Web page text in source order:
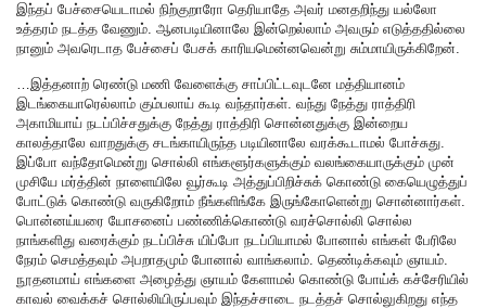
இந்தப் பேச்சையெடாமல் நிற்குறாரோ தெரியாதே அவர் மனதறிந்து யல்லோ
உத்தரம் நடத்த வேணும். ஆனபடியினாலே இன்றெல்லாம் அவரும் எடுத்ததில்லை
நானும் அவரெடாத பேச்சைப் பேசக் காரியமென்னவென்று சும்மாயிருக்கிறேன்.
…இத்தனாற் ரெண்டு மணி வேளைக்கு சாப்பிட்டவுடனே மத்தியானம்
இடங்கையாரெல்லாம் கும்பலாய் கூடி வந்தார்கள். வந்து நேத்து ராத்திரி
அகாமியாய் நடப்பிச்சதுக்கு நேத்து ராத்திரி சொன்னதுக்கு இன்றைய
காலத்தாலே வாறதுக்கு சடங்காயிருந்த படியினாலே வரக்கூடாமல் போச்சுது.
இப்போ வந்தோமென்று சொல்லி எங்களூர்களுக்கும் வலங்கையாருக்கும் முன்
முசியே மர்த்தின் நாளையிலே வூர்கூடி அத்துப்பிறிச்சுக் கொண்டு கையெழுத்துப்
போட்டுக் கொண்டு வருகிறோம் நீங்களிங்கே இருங்கோளென்று சொன்னார்கள்.
பொன்னய்யரை யோசனைப் பண்ணிக்கொண்டு வரச்சொல்லி சொல்ல
நாங்களிது வரைக்கும் நடப்பிச்சு யிப்போ நடப்பியாமல் போனால் எங்கள் பேரிலே
நேரம் செமத்தவும் அபறாதமும் போனால் வாங்கலாம். தெண்டிக்கவும் ஞாயம்.
நூதனமாய் எங்களை அழைத்து ஞாயம் கேளாமல் கொண்டு போய்க் கச்சேரியில்
காவல் வைக்கச் சொல்லியிருப்பவும் இந்தச்சாடை நடத்தச் சொல்லுகிறது எந்த